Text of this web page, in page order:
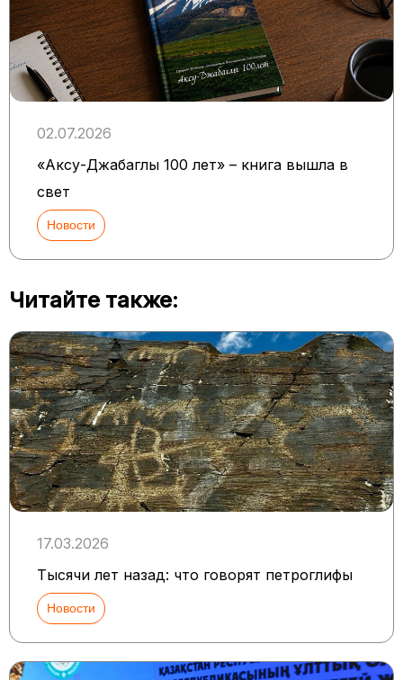
02.07.2026
«Аксу-Джабаглы 100 лет» – книга вышла в
свет
Новости
Читайте также:
17.03.2026
Тысячи лет назад: что говорят петроглифы
Новости